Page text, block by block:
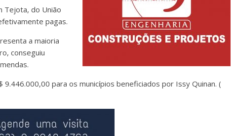
Tejota, do União
pagas.
a maioria
conseguiu
para os municípios beneficiados por Issy Quinan. (